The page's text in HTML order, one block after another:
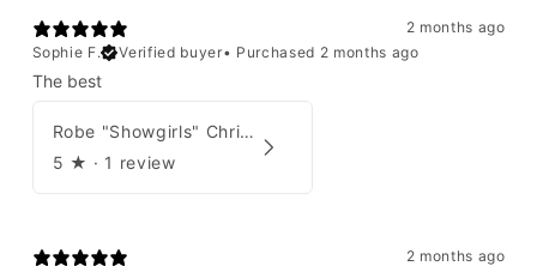
2 months ago
Sophie F.
Verified buyer• Purchased 2 months ago
The best
Robe "Showgirls" Christian Dior par John Galliano Été 2003
5 ★ · 1 review
2 months ago